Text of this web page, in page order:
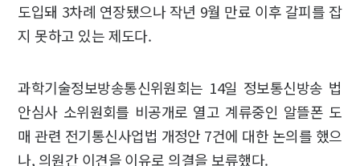
도입돼 3차례 연장됐으나 작년 9월 만료 이후 갈피를 잡
지 못하고 있는 제도다.
과학기술정보방송통신위원회는 14일 정보통신방송 법
안심사 소위원회를 비공개로 열고 계류중인 알뜰폰 도
매 관련 전기통신사업법 개정안 7건에 대한 논의를 했으
나, 의원간 이견을 이유로 의결을 보류했다.